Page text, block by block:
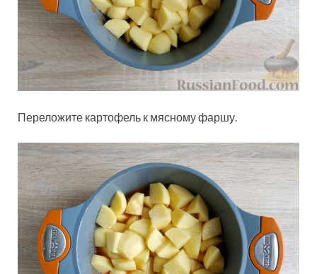
Переложите картофель к мясному фаршу.